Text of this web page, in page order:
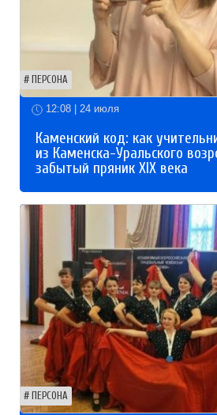
ПЕРСОНА
12:08 | 24 июля
Каменский код: как
из Каменска-Уральского
забытый пряник XIX века
ПЕРСОНА